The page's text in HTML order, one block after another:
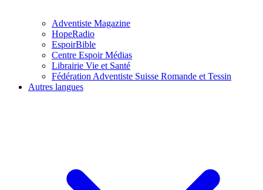
Adventiste Magazine
HopeRadio
EspoirBible
Centre Espoir Médias
Librairie Vie et Santé
Fédération Adventiste Suisse Romande et Tessin
Autres langues